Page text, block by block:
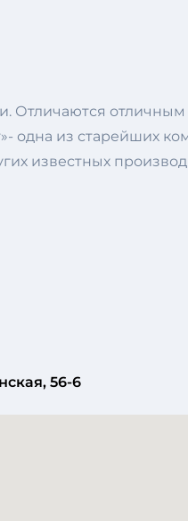
Отличаются
одна из старейших
известных
56-6